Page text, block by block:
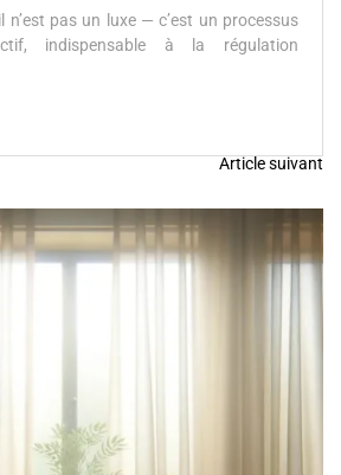
n’est pas un luxe — c’est un processus
indispensable à la régulation
Article suivant